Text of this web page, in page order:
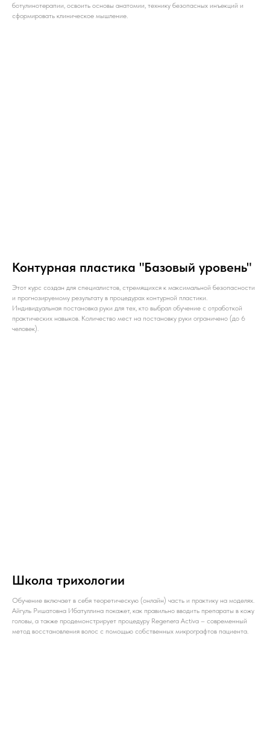
ботулинотерапии, освоить основы анатомии, технику безопасных инъекций и
сформировать клиническое мышление.
Контурная пластика "Базовый уровень"
Этот курс создан для специалистов, стремящихся к максимальной безопасности
и прогнозируемому результату в процедурах контурной пластики.
Индивидуальная постановка руки для тех, кто выбрал обучение с отработкой
практических навыков. Количество мест на постановку руки ограничено (до 6
человек).
Школа трихологии
Обучение включает в себя теоретическую (онлайн) часть и практику на моделях.
Айгуль Ришатовна Ибатуллина покажет, как правильно вводить препараты в кожу
головы, а также продемонстрирует процедуру Regenera Activa – современный
метод восстановления волос с помощью собственных микрографтов пациента.